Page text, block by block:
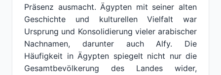
Präsenz ausmacht. Ägypten mit seiner alten
Geschichte und kulturellen Vielfalt war
Ursprung und Konsolidierung vieler arabischer
Nachnamen, darunter auch Alfy. Die
Häufigkeit in Ägypten spiegelt nicht nur die
Gesamtbevölkerung des Landes wider,